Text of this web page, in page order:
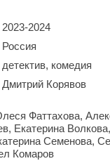
2023-2024
Россия
детектив, комедия
Дмитрий Корявов
Фаттахова,
Екатерина
Семенова,
Комаров